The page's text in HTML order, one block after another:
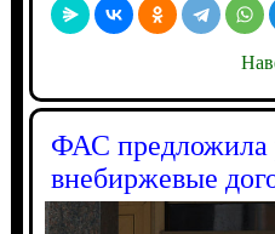
ФАС предложила
внебиржевые